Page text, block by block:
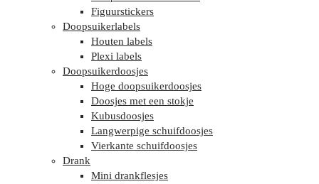
Figuurstickers
Doopsuikerlabels
Houten labels
Plexi labels
Doopsuikerdoosjes
Hoge doopsuikerdoosjes
Doosjes met een stokje
Kubusdoosjes
Langwerpige schuifdoosjes
Vierkante schuifdoosjes
Drank
Mini drankflesjes